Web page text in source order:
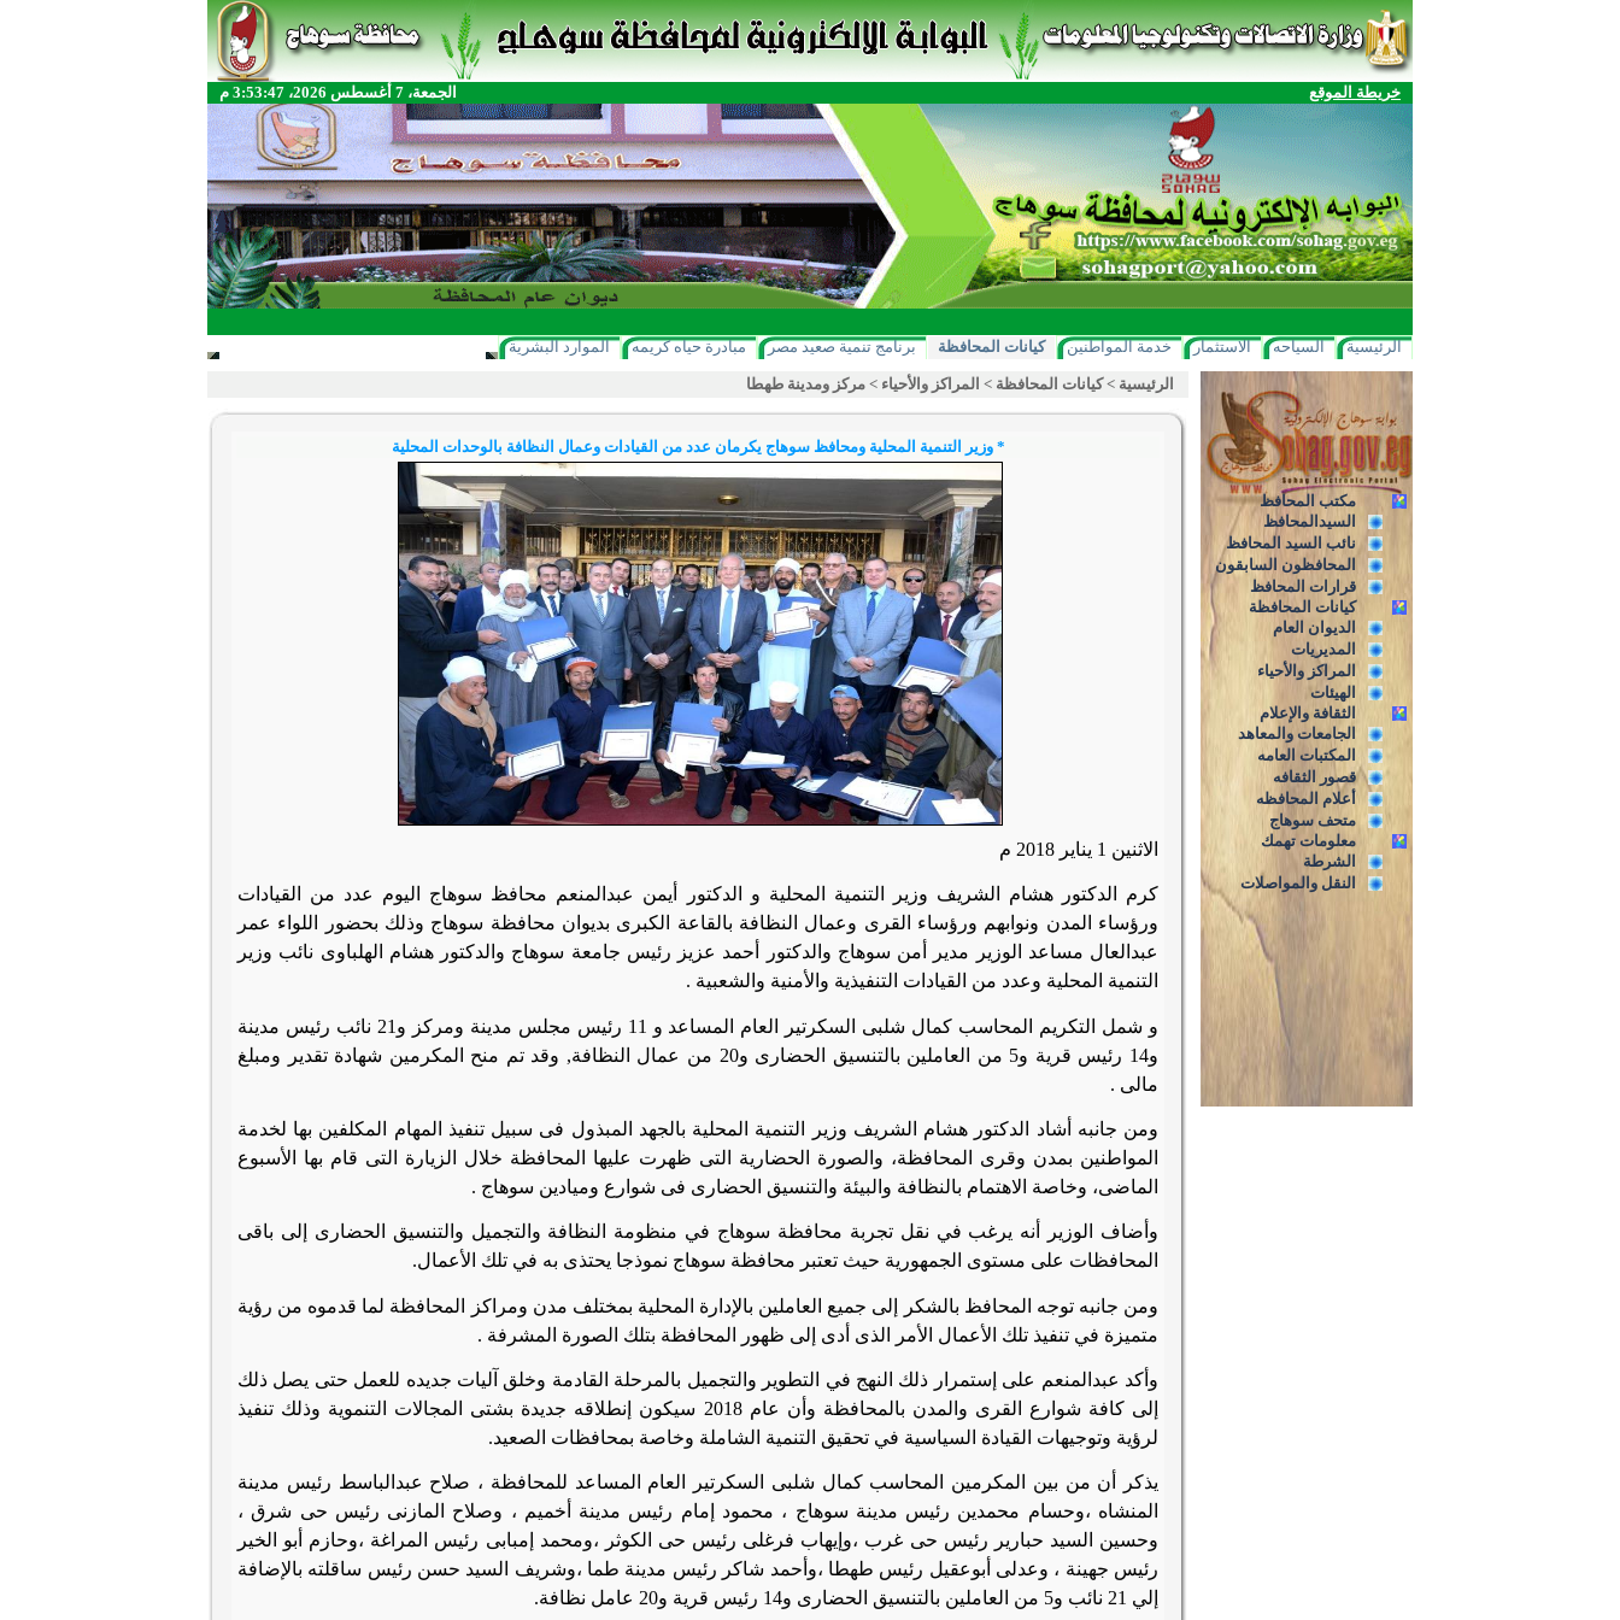
خريطة الموقع الجمعة، 7 أغسطس 2026، 3:53:47 م
الرئيسية السياحه الاستثمار خدمة المواطنين كيانات المحافظة برنامج تنمية صعيد مصر مبادرة حياه كريمه الموارد البشرية
مكتب المحافظ
السيدالمحافظ
نائب السيد المحافظ
المحافظون السابقون
قرارات المحافظ
كيانات المحافظة
الديوان العام
المديريات
المراكز والأحياء
الهيئات
الثقافة والإعلام
الجامعات والمعاهد
المكتبات العامه
قصور الثقافه
أعلام المحافظه
متحف سوهاج
معلومات تهمك
الشرطة
النقل والمواصلات
الرئيسية >كيانات المحافظة > المراكز والأحياء > مركز ومدينة طهطا
* وزير التنمية المحلية ومحافظ سوهاج يكرمان عدد من القيادات وعمال النظافة بالوحدات المحلية
الاثنين 1 يناير 2018 م
كرم الدكتور هشام الشريف وزير التنمية المحلية و الدكتور أيمن عبدالمنعم محافظ سوهاج اليوم عدد من القيادات
ورؤساء المدن ونوابهم ورؤساء القرى وعمال النظافة بالقاعة الكبرى بديوان محافظة سوهاج وذلك بحضور اللواء عمر
عبدالعال مساعد الوزير مدير أمن سوهاج والدكتور أحمد عزيز رئيس جامعة سوهاج والدكتور هشام الهلباوى نائب وزير
التنمية المحلية وعدد من القيادات التنفيذية والأمنية والشعبية .
و شمل التكريم المحاسب كمال شلبى السكرتير العام المساعد و 11 رئيس مجلس مدينة ومركز و21 نائب رئيس مدينة
و14 رئيس قرية و5 من العاملين بالتنسيق الحضارى و20 من عمال النظافة, وقد تم منح المكرمين شهادة تقدير ومبلغ
مالى .
ومن جانبه أشاد الدكتور هشام الشريف وزير التنمية المحلية بالجهد المبذول فى سبيل تنفيذ المهام المكلفين بها لخدمة
المواطنين بمدن وقرى المحافظة، والصورة الحضارية التى ظهرت عليها المحافظة خلال الزيارة التى قام بها الأسبوع
الماضى، وخاصة الاهتمام بالنظافة والبيئة والتنسيق الحضارى فى شوارع وميادين سوهاج .
وأضاف الوزير أنه يرغب في نقل تجربة محافظة سوهاج في منظومة النظافة والتجميل والتنسيق الحضارى إلى باقى
المحافظات على مستوى الجمهورية حيث تعتبر محافظة سوهاج نموذجا يحتذى به في تلك الأعمال.
ومن جانبه توجه المحافظ بالشكر إلى جميع العاملين بالإدارة المحلية بمختلف مدن ومراكز المحافظة لما قدموه من رؤية
متميزة في تنفيذ تلك الأعمال الأمر الذى أدى إلى ظهور المحافظة بتلك الصورة المشرفة .
وأكد عبدالمنعم على إستمرار ذلك النهج في التطوير والتجميل بالمرحلة القادمة وخلق آليات جديده للعمل حتى يصل ذلك
إلى كافة شوارع القرى والمدن بالمحافظة وأن عام 2018 سيكون إنطلاقه جديدة بشتى المجالات التنموية وذلك تنفيذ
لرؤية وتوجيهات القيادة السياسية في تحقيق التنمية الشاملة وخاصة بمحافظات الصعيد.
يذكر أن من بين المكرمين المحاسب كمال شلبى السكرتير العام المساعد للمحافظة ، صلاح عبدالباسط رئيس مدينة
المنشاه ،وحسام محمدين رئيس مدينة سوهاج ، محمود إمام رئيس مدينة أخميم ، وصلاح المازنى رئيس حى شرق ،
وحسين السيد حبارير رئيس حى غرب ،وإيهاب فرغلى رئيس حى الكوثر ،ومحمد إمبابى رئيس المراغة ،وحازم أبو الخير
رئيس جهينة ، وعدلى أبوعقيل رئيس طهطا ،وأحمد شاكر رئيس مدينة طما ،وشريف السيد حسن رئيس ساقلته بالإضافة
إلي 21 نائب و5 من العاملين بالتنسيق الحضارى و14 رئيس قرية و20 عامل نظافة
.